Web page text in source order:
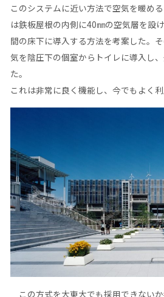
このシステムに近い方法で空気を暖め
は鉄板屋根の内側に40㎜の空気層を設
間の床下に導入する方法を考案した。
気を陰圧下の個室からトイレに導入し
た。
これは非常に良く機能し、今でもよく利
この方式を大東大でも採用できない